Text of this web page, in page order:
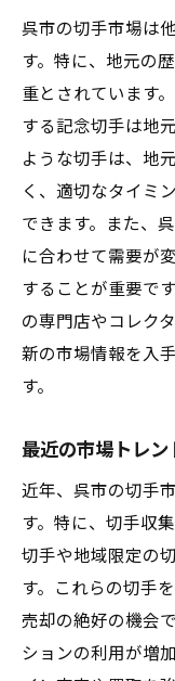
呉市の切手市場は
す。特に、地元の
重とされています
する記念切手は地
ような切手は、地
く、適切なタイミ
できます。また、
に合わせて需要が
することが重要で
の専門店やコレク
新の市場情報を入
す。
最近の市場トレン
近年、呉市の切手
す。特に、切手収
切手や地域限定の
す。これらの切手
売却の絶好の機会
ションの利用が増